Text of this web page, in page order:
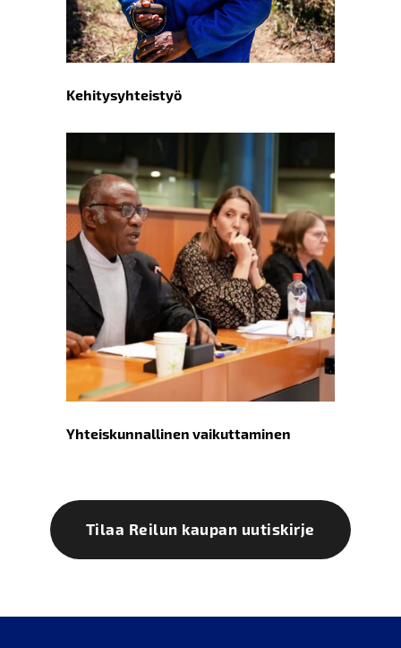
Kehitysyhteistyö
Yhteiskunnallinen vaikuttaminen
Tilaa Reilun kaupan uutiskirje